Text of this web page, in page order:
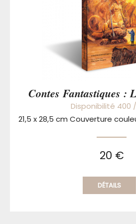
Contes Fantastiques :
Disponibilité 400
21,5 x 28,5 cm Couverture
20 €
DÉTAILS